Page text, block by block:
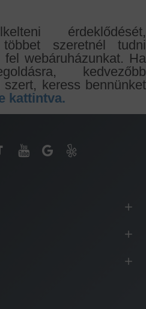
érdeklődését,
szeretnél tudni
webáruházunkat. Ha
kedvezőbb
keress bennünket
kattintva.